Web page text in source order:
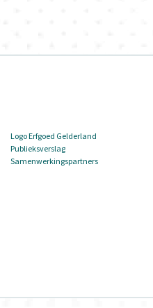
Logo Erfgoed Gelderland
Publieksverslag
Samenwerkingspartners